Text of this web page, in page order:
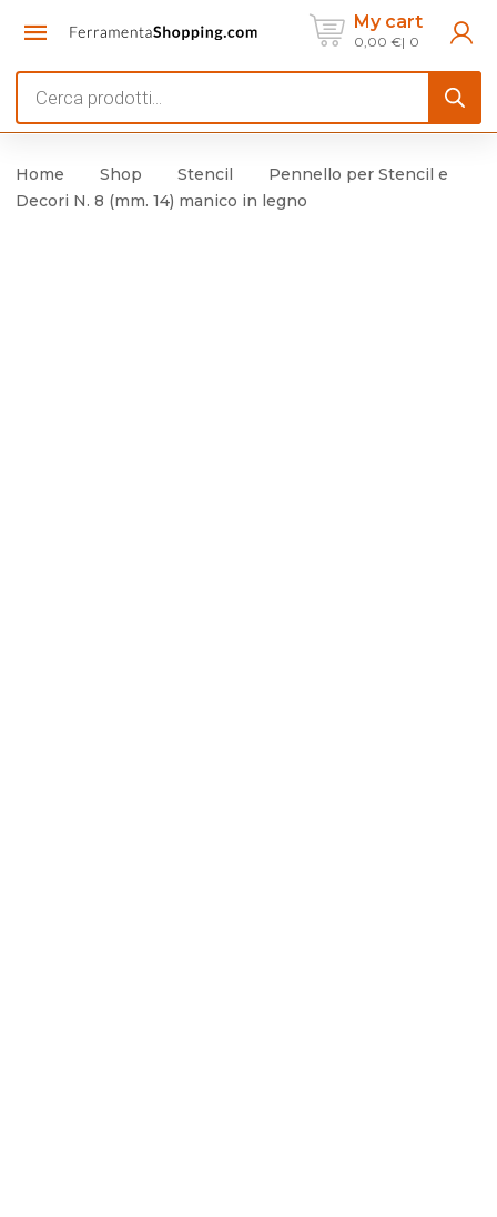
My cart
0,00 € 0
search
Home Shop Stencil
Pennello per Stencil e
Decori N. 8 (mm. 14) manico in legno